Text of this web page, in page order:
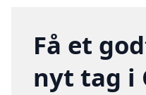
Få et
nyt tag i